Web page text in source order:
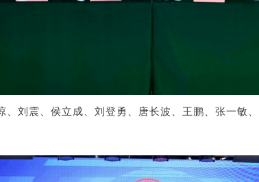
刘震、侯立成、刘登勇、唐长波、王鹏、张一敏